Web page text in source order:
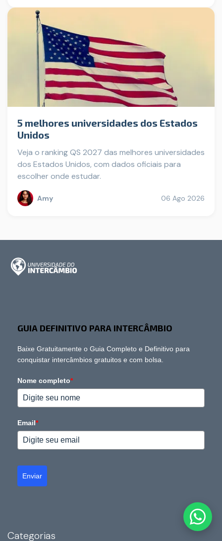
5 melhores universidades dos Estados
Unidos
Veja o ranking QS 2027 das melhores universidades
dos Estados Unidos, com dados oficiais para
escolher onde estudar.
Amy 06 Ago 2026
GUIA DEFINITIVO PARA INTERCÂMBIO
Baixe Gratuitamente o Guia Completo e Definitivo para
conquistar intercâmbios gratuitos e com bolsa.
Nome completo*
Email*
Enviar
Categorias